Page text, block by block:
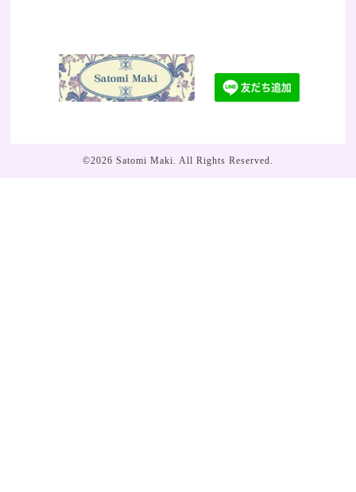
©2026 Satomi Maki. All Rights Reserved.